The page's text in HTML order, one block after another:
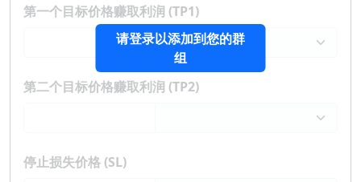
请登录以添加到您的群
组
第一个目标价格赚取利润 (TP1)
第二个目标价格赚取利润 (TP2)
停止损失价格 (SL)